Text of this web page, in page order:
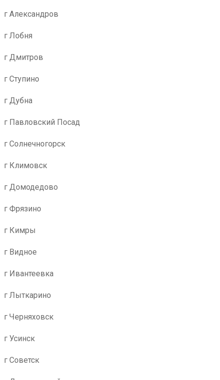
г Александров
г Лобня
г Дмитров
г Ступино
г Дубна
г Павловский Посад
г Солнечногорск
г Климовск
г Домодедово
г Фрязино
г Кимры
г Видное
г Ивантеевка
г Лыткарино
г Черняховск
г Усинск
г Советск